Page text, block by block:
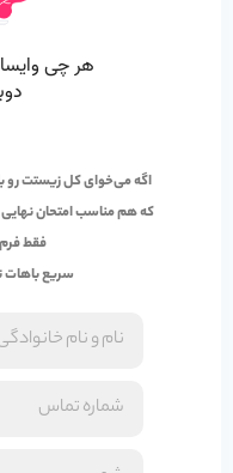
اگه می‌خوای کل زیستت رو
که هم مناسبامتحان نهایی
فقط
سریع